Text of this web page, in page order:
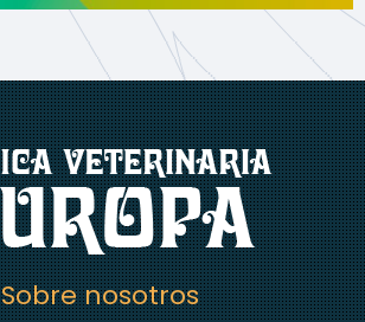
Sobre nosotros